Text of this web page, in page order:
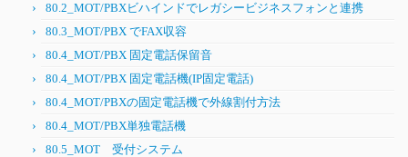
80.2_MOT/PBXビハインドでレガシービジネスフォンと連携
80.3_MOT/PBX でFAX収容
80.4_MOT/PBX 固定電話保留音
80.4_MOT/PBX 固定電話機(IP固定電話)
80.4_MOT/PBXの固定電話機で外線割付方法
80.4_MOT/PBX単独電話機
80.5_MOT 受付システム